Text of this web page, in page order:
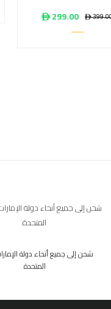
ê 299.00 ê
شحن إلى جميع أنحاء دولة
المتحدة